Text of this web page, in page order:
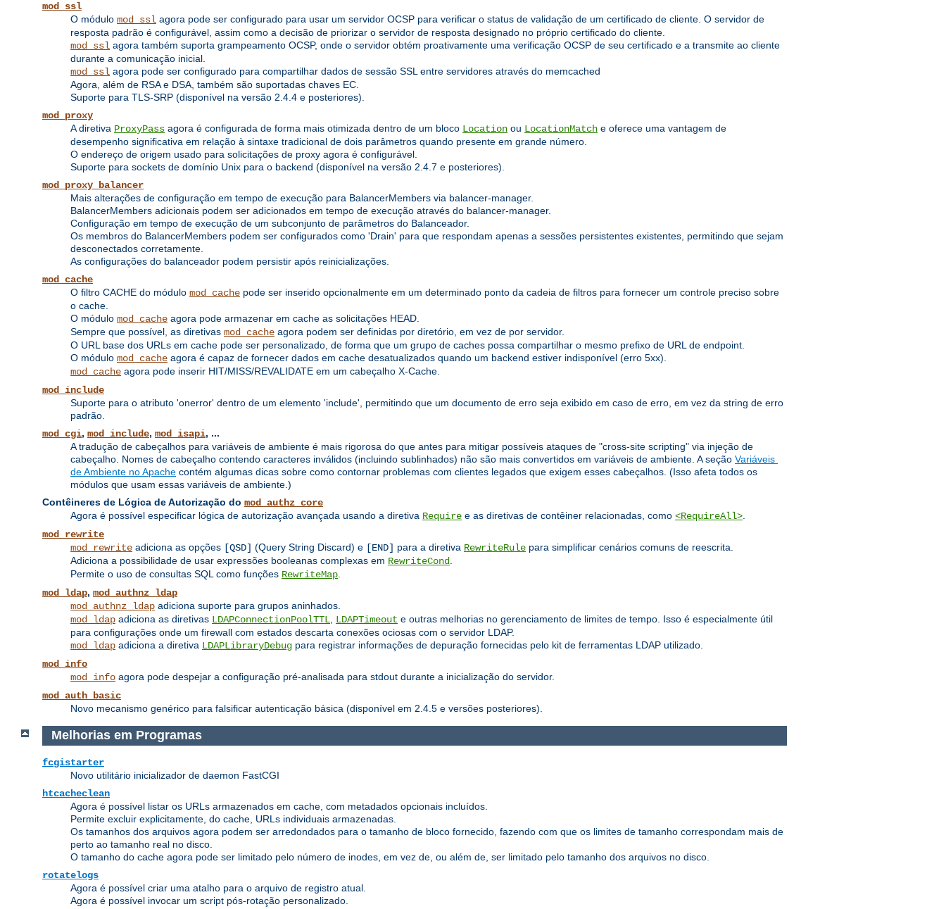
mod_ssl
O módulo mod_ssl agora pode ser configurado para usar um servidor OCSP para verificar o status de validação de um certificado de cliente. O servidor de
resposta padrão é configurável, assim como a decisão de priorizar o servidor de resposta designado no próprio certificado do cliente.
mod_ssl agora também suporta grampeamento OCSP, onde o servidor obtém proativamente uma verificação OCSP de seu certificado e a transmite ao cliente
durante a comunicação inicial.
mod_ssl agora pode ser configurado para compartilhar dados de sessão SSL entre servidores através do memcached
Agora, além de RSA e DSA, também são suportadas chaves EC.
Suporte para TLS-SRP (disponível na versão 2.4.4 e posteriores).
mod_proxy
A diretiva ProxyPass agora é configurada de forma mais otimizada dentro de um bloco Location ou LocationMatch e oferece uma vantagem de
desempenho significativa em relação à sintaxe tradicional de dois parâmetros quando presente em grande número.
O endereço de origem usado para solicitações de proxy agora é configurável.
Suporte para sockets de domínio Unix para o backend (disponível na versão 2.4.7 e posteriores).
mod_proxy_balancer
Mais alterações de configuração em tempo de execução para BalancerMembers via balancer-manager.
BalancerMembers adicionais podem ser adicionados em tempo de execução através do balancer-manager.
Configuração em tempo de execução de um subconjunto de parâmetros do Balanceador.
Os membros do BalancerMembers podem ser configurados como 'Drain' para que respondam apenas a sessões persistentes existentes, permitindo que sejam
desconectados corretamente.
As configurações do balanceador podem persistir após reinicializações.
mod_cache
O filtro CACHE do módulo mod_cache pode ser inserido opcionalmente em um determinado ponto da cadeia de filtros para fornecer um controle preciso sobre
o cache.
O módulo mod_cache agora pode armazenar em cache as solicitações HEAD.
Sempre que possível, as diretivas mod_cache agora podem ser definidas por diretório, em vez de por servidor.
O URL base dos URLs em cache pode ser personalizado, de forma que um grupo de caches possa compartilhar o mesmo prefixo de URL de endpoint.
O módulo mod_cache agora é capaz de fornecer dados em cache desatualizados quando um backend estiver indisponível (erro 5xx).
mod_cache agora pode inserir HIT/MISS/REVALIDATE em um cabeçalho X-Cache.
mod_include
Suporte para o atributo 'onerror' dentro de um elemento 'include', permitindo que um documento de erro seja exibido em caso de erro, em vez da string de erro
padrão.
mod_cgi, mod_include, mod_isapi, ...
A tradução de cabeçalhos para variáveis ​​de ambiente é mais rigorosa do que antes para mitigar possíveis ataques de "cross-site scripting" via injeção de
cabeçalho. Nomes de cabeçalho contendo caracteres inválidos (incluindo sublinhados) não são mais convertidos em variáveis ​​de ambiente. A seção Variáveis ​​
de Ambiente no Apache contém algumas dicas sobre como contornar problemas com clientes legados que exigem esses cabeçalhos. (Isso afeta todos os
módulos que usam essas variáveis ​​de ambiente.)
Contêineres de Lógica de Autorização do mod_authz_core
Agora é possível especificar lógica de autorização avançada usando a diretiva Require e as diretivas de contêiner relacionadas, como <RequireAll>.
mod_rewrite
mod_rewrite adiciona as opções [QSD] (Query String Discard) e [END] para a diretiva RewriteRule para simplificar cenários comuns de reescrita.
Adiciona a possibilidade de usar expressões booleanas complexas em RewriteCond.
Permite o uso de consultas SQL como funções RewriteMap.
mod_ldap, mod_authnz_ldap
mod_authnz_ldap adiciona suporte para grupos aninhados.
mod_ldap adiciona as diretivas LDAPConnectionPoolTTL, LDAPTimeout e outras melhorias no gerenciamento de limites de tempo. Isso é especialmente útil
para configurações onde um firewall com estados descarta conexões ociosas com o servidor LDAP.
mod_ldap adiciona a diretiva LDAPLibraryDebug para registrar informações de depuração fornecidas pelo kit de ferramentas LDAP utilizado.
mod_info
mod_info agora pode despejar a configuração pré-analisada para stdout durante a inicialização do servidor.
mod_auth_basic
Novo mecanismo genérico para falsificar autenticação básica (disponível em 2.4.5 e versões posteriores).
Melhorias em Programas
fcgistarter
Novo utilitário inicializador de daemon FastCGI
htcacheclean
Agora é possível listar os URLs armazenados em cache, com metadados opcionais incluídos.
Permite excluir explicitamente, do cache, URLs individuais armazenadas.
Os tamanhos dos arquivos agora podem ser arredondados para o tamanho de bloco fornecido, fazendo com que os limites de tamanho correspondam mais de
perto ao tamanho real no disco.
O tamanho do cache agora pode ser limitado pelo número de inodes, em vez de, ou além de, ser limitado pelo tamanho dos arquivos no disco.
rotatelogs
Agora é possível criar uma atalho para o arquivo de registro atual.
Agora é possível invocar um script pós-rotação personalizado.